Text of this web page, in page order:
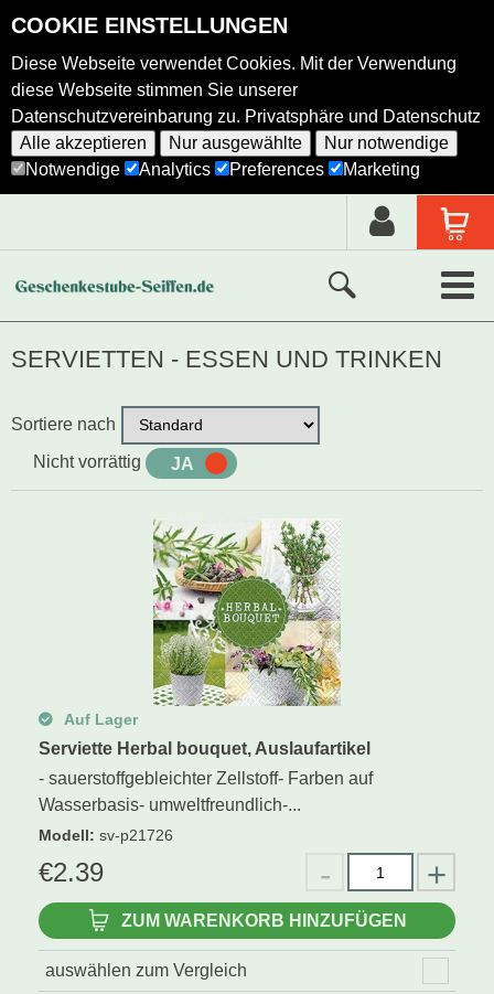
COOKIE EINSTELLUNGEN
Diese Webseite verwendet Cookies. Mit der Verwendung
diese Webseite stimmen Sie unserer
Datenschutzvereinbarung zu. Privatsphäre und Datenschutz
Alle akzeptieren
Nur ausgewählte
Nur notwendige
Notwendige
Analytics Preferences Marketing
Alle Produkte
Holzkunst nach Hersteller
SERVIETTEN - ESSEN UND TRINKEN
Sortiere nach
Nicht vorrättig JA
Auf Lager
Serviette Herbal bouquet, Auslaufartikel
- sauerstoffgebleichter Zellstoff- Farben auf
Wasserbasis- umweltfreundlich-...
Modell: sv-p21726
€2.39
ZUM WARENKORB HINZUFÜGEN
auswählen zum Vergleich